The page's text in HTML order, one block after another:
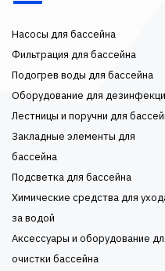
Насосы для бассейна
Фильтрация для бассейна
Подогрев воды для бассейна
Оборудование для
Лестницы и поручни для
Закладные элементы для
бассейна
Подсветка для бассейна
Химические средства для
за водой
Аксессуары и оборудование
очистки бассейна